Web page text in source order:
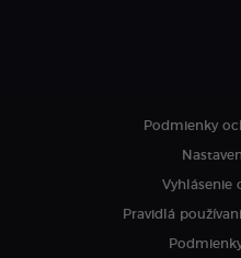
Podmienky
Vyhlásenie
Pravidlá